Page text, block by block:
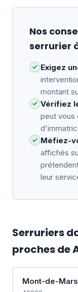
Nos
serrurier
Exigez
montant
Vérifiez
peut vous
Méfiez-
affichés
leur
Serruriers
proches de
Mont-de-